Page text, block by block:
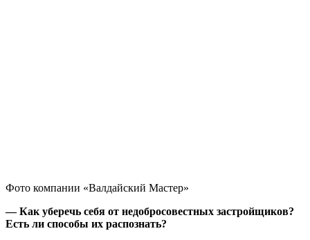
Фото компании «Валдайский Мастер»
— Как уберечь себя от недобросовестных застройщиков?
Есть ли способы их распознать?